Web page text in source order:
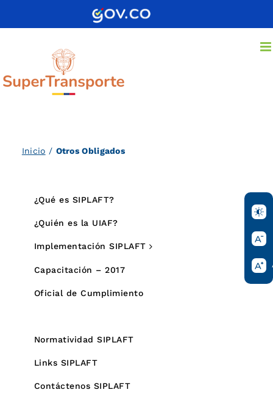
Inicio / Otros Obligados
¿Qué es SIPLAFT?
¿Quién es la UIAF?
Implementación SIPLAFT
Capacitación – 2017
Oficial de Cumplimiento
Normatividad SIPLAFT
Links SIPLAFT
Contáctenos SIPLAFT